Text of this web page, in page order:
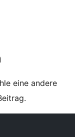
eine andere